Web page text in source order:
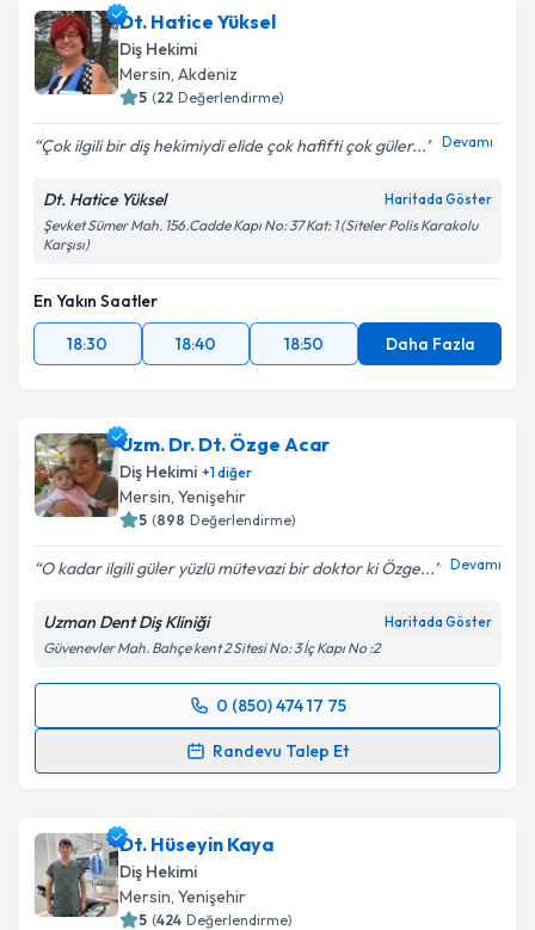
Dt. Hatice Yüksel
Diş Hekimi
Mersin, Akdeniz
5 (22 Değerlendirme)
Çok ilgili bir diş hekimiydi elide çok hafifti çok güler... Devamı
Dt. Hatice Yüksel Haritada Göster
Şevket Sümer Mah. 156.Cadde Kapı No: 37 Kat: 1 (Siteler Polis Karakolu
Karşısı)
En Yakın Saatler
18:30
18:40 18:50 Daha Fazla
Uzm. Dr. Dt. Özge Acar
Diş Hekimi +1diğer
Mersin, Yenişehir
5 (898 Değerlendirme)
O kadar ilgili güler yüzlü mütevazi bir doktor ki Özge... Devamı
Uzman Dent Diş Kliniği Haritada Göster
Güvenevler Mah. Bahçe kent 2 Sitesi No: 3 İç Kapı No :2
0 (850) 474 17 75
Randevu Talep Et
Randevu Takvimi Talebi
takvim hazırlandığında e-posta ile bilgilendireceğiz.
E-posta Adresiniz
Dt. Hüseyin Kaya
Diş Hekimi
Mersin, Yenişehir
5 (424 Değerlendirme)